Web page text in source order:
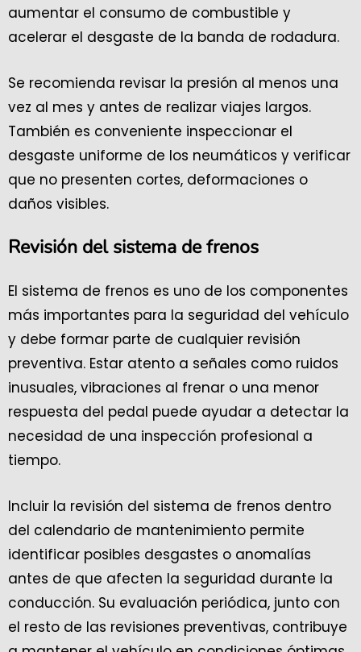
aumentar el consumo de combustible y
acelerar el desgaste de la banda de rodadura.
Se recomienda revisar la presión al menos una
vez al mes y antes de realizar viajes largos.
También es conveniente inspeccionar el
desgaste uniforme de los neumáticos y verificar
que no presenten cortes, deformaciones o
daños visibles.
Revisión del sistema de frenos
El sistema de frenos es uno de los componentes
más importantes para la seguridad del vehículo
y debe formar parte de cualquier revisión
preventiva. Estar atento a señales como ruidos
inusuales, vibraciones al frenar o una menor
respuesta del pedal puede ayudar a detectar la
necesidad de una inspección profesional a
tiempo.
Incluir la revisión del sistema de frenos dentro
del calendario de mantenimiento permite
identificar posibles desgastes o anomalías
antes de que afecten la seguridad durante la
conducción. Su evaluación periódica, junto con
el resto de las revisiones preventivas, contribuye